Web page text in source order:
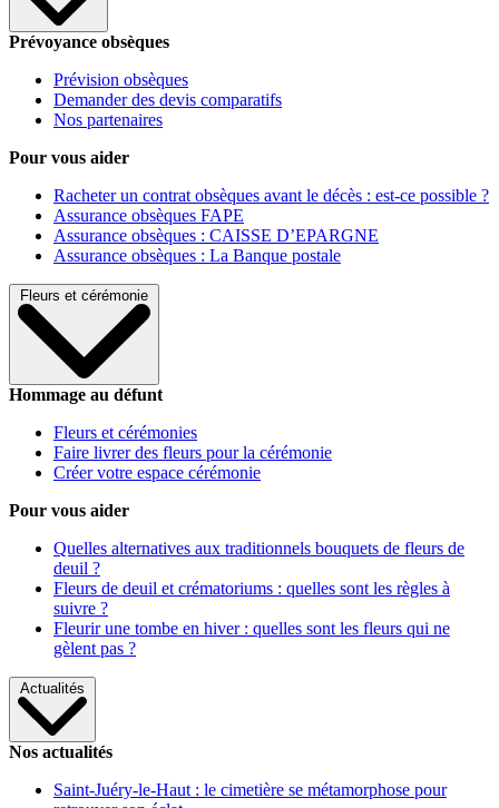
Prévoyance obsèques
Prévision obsèques
Demander des devis comparatifs
Nos partenaires
Pour vous aider
Racheter un contrat obsèques avant le décès : est-ce possible ?
Assurance obsèques FAPE
Assurance obsèques : CAISSE D’EPARGNE
Assurance obsèques : La Banque postale
Fleurs et cérémonie
Hommage au défunt
Fleurs et cérémonies
Faire livrer des fleurs pour la cérémonie
Créer votre espace cérémonie
Pour vous aider
Quelles alternatives aux traditionnels bouquets de fleurs de
deuil ?
Fleurs de deuil et crématoriums : quelles sont les règles à
suivre ?
Fleurir une tombe en hiver : quelles sont les fleurs qui ne
gèlent pas ?
Actualités
Nos actualités
Saint-Juéry-le-Haut : le cimetière se métamorphose pour